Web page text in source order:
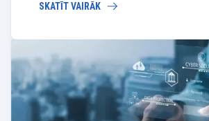
SKATĪT VAIRĀK